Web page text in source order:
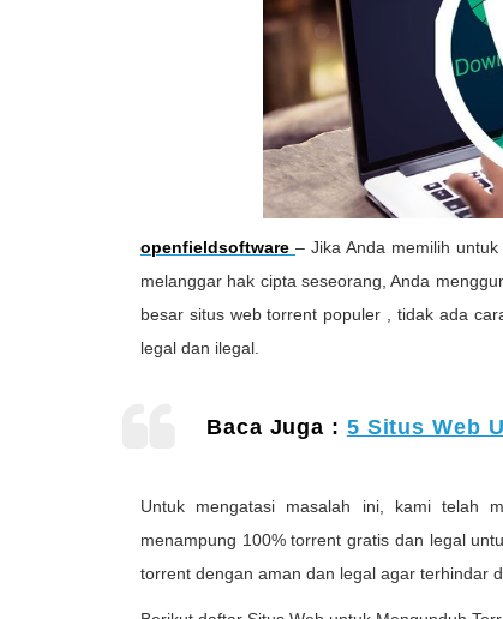
openfieldsoftware – Jika Anda memilih
melanggar hak cipta seseorang, Anda
besar situs web torrent populer , tidak ada
legal dan ilegal.
Baca Juga : 5 Situs Web
Untuk mengatasi masalah ini, kami telah
menampung 100% torrent gratis dan legal
torrent dengan aman dan legal agar terhindar